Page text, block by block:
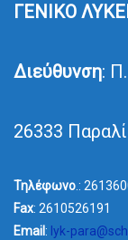
ΓΕΝΙΚΟ
Διεύθυνση:
26333
Τηλέφωνο.:
Fax: 2610526191
Email: lyk-